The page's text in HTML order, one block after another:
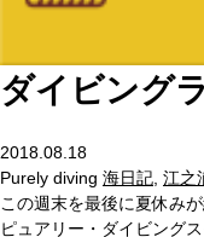
ダイビング
2018.08.18
Purely diving 海日記 江之
この週末を最後に夏休み
ピュアリー・ダイビング